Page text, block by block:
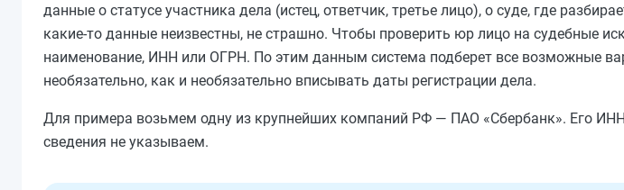
данные о статусе участника дела (истец, ответчик, третье лицо), о суде, где
какие-то данные неизвестны, не страшно. Чтобы проверить юр лицо на судебные
наименование, ИНН или ОГРН. По этим данным система подберет все возможные
необязательно, как и необязательно вписывать даты регистрации дела.
Для примера возьмем одну из крупнейших компаний РФ — ПАО «Сбербанк». Его
сведения не указываем.